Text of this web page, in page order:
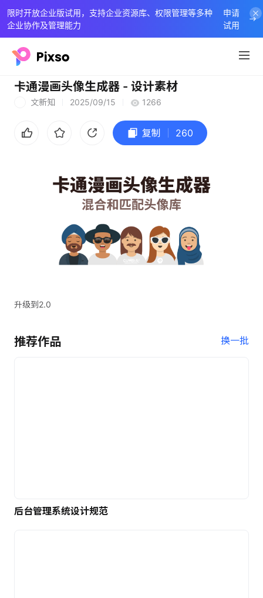
限时开放企业版试用，支持企业资源库、权限管理等多种
企业协作及管理能力
申请
试用
卡通漫画头像生成器 - 设计素材
文新知 2025/09/15 1266
复制 260
升级到2.0
推荐作品 换一批
后台管理系统设计规范